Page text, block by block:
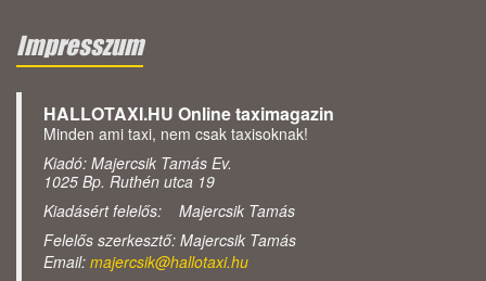
Impresszum
HALLOTAXI.HU Online taximagazin
Minden ami taxi, nem csak taxisoknak!
Kiadó: Majercsik Tamás Ev.
1025 Bp. Ruthén utca 19
Kiadásért felelős: Majercsik Tamás
Felelős szerkesztő: Majercsik Tamás
Email: majercsik@hallotaxi.hu